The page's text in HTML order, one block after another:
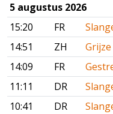
5 augustus 2026
15:20
FR
14:51
ZH
14:09
FR
11:11
DR
10:41
DR